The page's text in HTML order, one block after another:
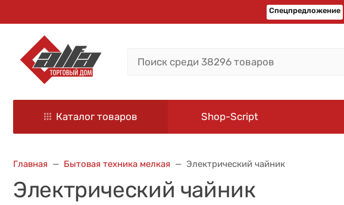
Спецпредложение
Каталог товаров Shop-Script
Главная Бытовая техника мелкая Электрический чайник
Электрический чайник